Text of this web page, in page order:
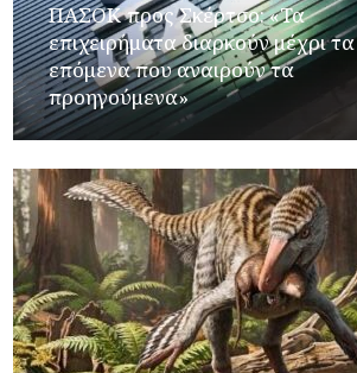
ΠΑΣΟΚ προς Σκέρτσο: «Τα
επιχειρήματα διαρκούν μέχρι τα
επόμενα που αναιρούν τα
προηγούμενα»